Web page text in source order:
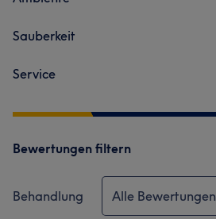
Sauberkeit
Service
Bewertungen filtern
Behandlung Alle Bewertungen